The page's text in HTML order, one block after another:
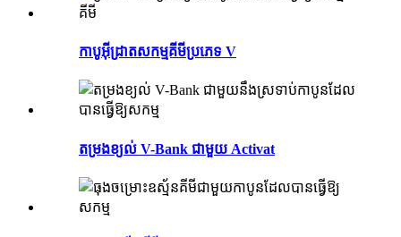
កាបូអ៊ីដ្រាតសកម្មគីមីប្រភេទ V
តម្រងខ្យល់ V-Bank ជាមួយ Activat